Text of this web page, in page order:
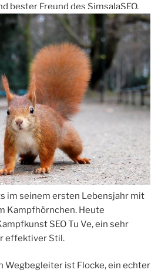
bester Freund des SimsalaSEO.
im seinem ersten Lebensjahr mit
Kampfhörnchen. Heute
SEO Tu Ve, ein sehr
effektiver Stil.
Wegbegleiter ist Flocke, ein echter